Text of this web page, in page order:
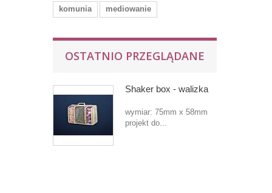
komunia
mediowanie
OSTATNIO PRZEGLĄDANE
Shaker box - walizka
wymiar: 75mm x 58mm
projekt do...